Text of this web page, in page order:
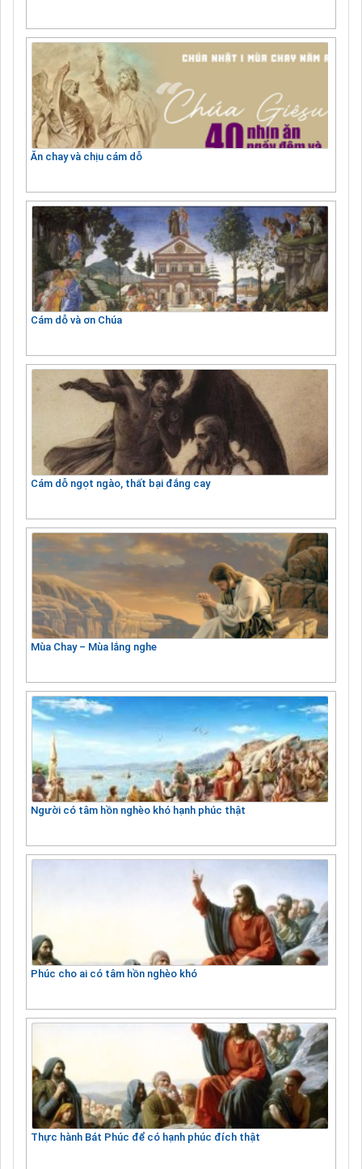
Ăn chay và chịu cám dỗ
Cám dỗ và ơn Chúa
Cám dỗ ngọt ngào, thất bại đắng cay
Mùa Chay – Mùa lắng nghe
Người có tâm hồn nghèo khó hạnh phúc thật
Phúc cho ai có tâm hồn nghèo khó
Thực hành Bát Phúc để có hạnh phúc đích thật